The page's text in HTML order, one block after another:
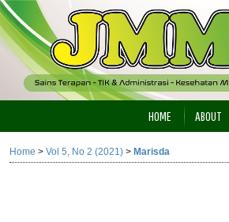
HOME ABOUT
Home > Vol 5, No 2 (2021) > Marisda